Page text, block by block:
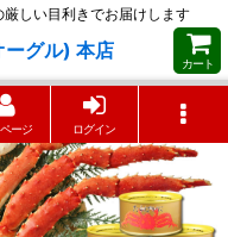
しい目利きでお届けします
ーグル) 本店
カート
ージ ログイン